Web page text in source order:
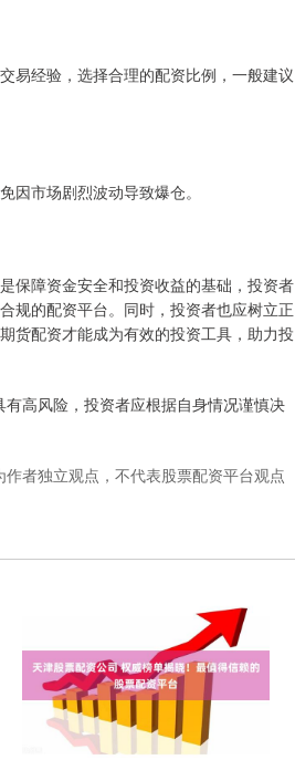
易经验，选择合理的配资比例，一般建议
因市场剧烈波动导致爆仓。
保障资金安全和投资收益的基础，投资者
规的配资平台。同时，投资者也应树立正
货配资才能成为有效的投资工具，助力投
高风险，投资者应根据自身情况谨慎决
作者独立观点，不代表股票配资平台观点